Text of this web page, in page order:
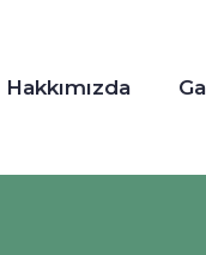
Hakkımızda